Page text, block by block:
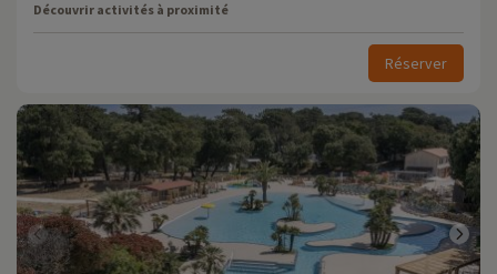
Découvrir activités à proximité
Réserver